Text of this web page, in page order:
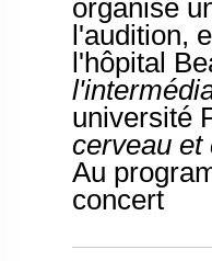
organise
l'audition,
l'hôpital
université
cerveau et
Au
concert